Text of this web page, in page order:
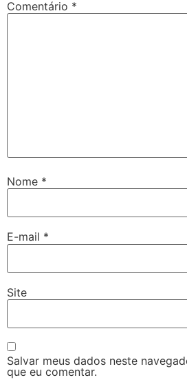
Comentário *
Nome *
E-mail *
Site
Salvar meus dados neste
que eu comentar.